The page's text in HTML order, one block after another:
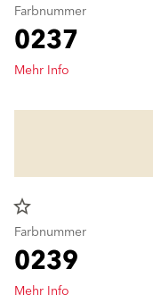
Farbnummer
0237
Mehr Info
star_border
Farbnummer
0239
Mehr Info